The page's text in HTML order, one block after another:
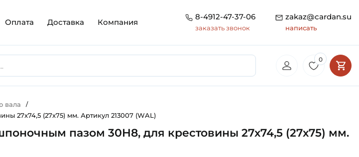
Оплата Доставка Компания
8-4912-47-37-06
заказать звонок
zakaz@cardan.su
написать
0
вала /
27х74,5 (27х75) мм. Артикул 213007 (WAL)
пазом 30H8, для крестовины 27х74,5 (27х75) мм.